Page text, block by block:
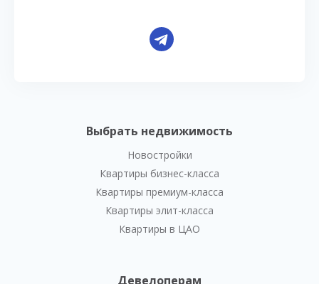
Выбрать недвижимость
Новостройки
Квартиры бизнес-класса
Квартиры премиум-класса
Квартиры элит-класса
Квартиры в ЦАО
Девелоперам